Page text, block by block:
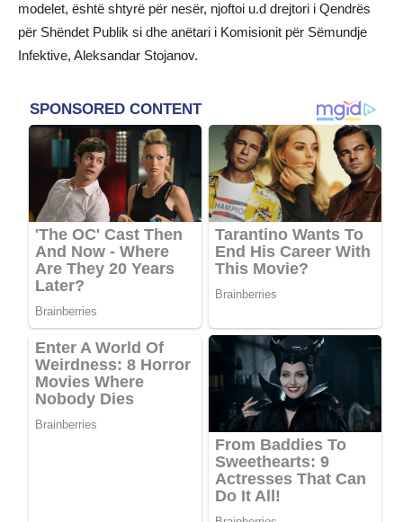
modelet, është shtyrë për nesër, njoftoi u.d drejtori i Qendrës
për Shëndet Publik si dhe anëtari i Komisionit për Sëmundje
Infektive, Aleksandar Stojanov.